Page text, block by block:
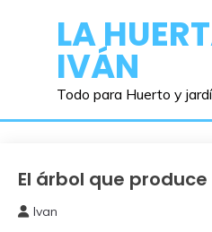
contenidoLA
IVÁN
Todo para Huerto y
Cuidados
Huerto
El árbol que
Ivan